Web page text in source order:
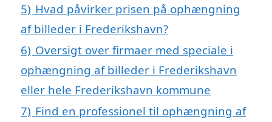
5) Hvad påvirker prisen på ophængning
af billeder i Frederikshavn?
6) Oversigt over firmaer med speciale i
ophængning af billeder i Frederikshavn
eller hele Frederikshavn kommune
7) Find en professionel til ophængning af